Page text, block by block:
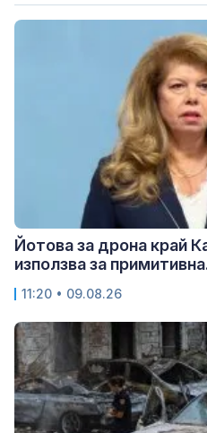
Йотова за дрона край
използва за
11:20 • 09.08.26